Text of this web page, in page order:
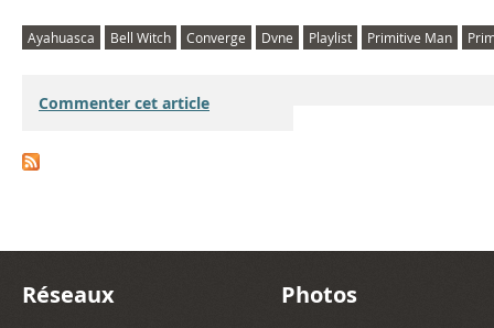
Ayahuasca Bell Witch Converge Dvne Playlist Primitive Man
Commenter cet article
Réseaux Photos